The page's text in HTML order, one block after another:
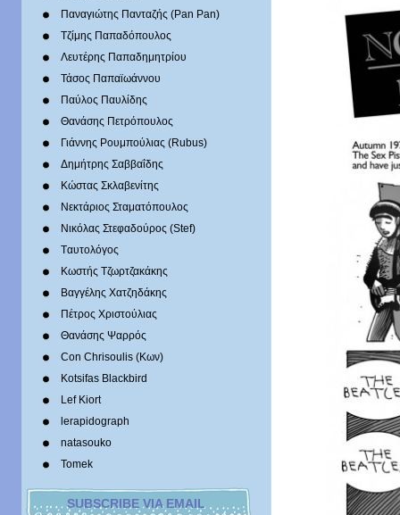
Παναγιώτης Πανταζής (Pan Pan)
Τζίμης Παπαδόπουλος
Λευτέρης Παπαδημητρίου
Τάσος Παπαϊωάννου
Παύλος Παυλίδης
Θανάσης Πετρόπουλος
Γιάννης Ρουμπούλιας (Rubus)
Δημήτρης Σαββαΐδης
Κώστας Σκλαβενίτης
Νεκτάριος Σταματόπουλος
Νικόλας Στεφαδούρος (Stef)
Tαυτολόγος
Κωστής Τζωρτζακάκης
Βαγγέλης Χατζηδάκης
Πέτρος Χριστούλιας
Θανάσης Ψαρρός
Con Chrisoulis (Κων)
Kotsifas Blackbird
Lef Kiort
lerapidograph
natasouko
Tomek
SUBSCRIBE VIA EMAIL